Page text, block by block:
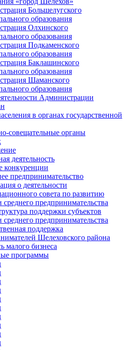
Большелугского
образования
Олхинского
образования
Подкаменского
образования
Баклашинского
образования
Шаманского
образования
Администрации
в органах государственной
совещательные органы
деятельность
конкуренции
предпринимательство
о деятельности
совета по развитию
среднего предпринимательства
поддержки субъектов
среднего предпринимательства
поддержка
Шелеховского района
малого бизнеса
программы